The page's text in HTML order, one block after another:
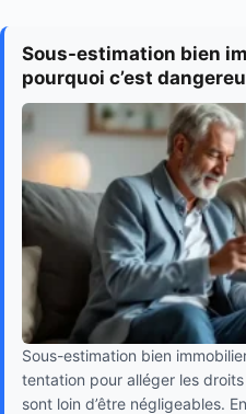
Sous-estimation bien
pourquoi c’est
Sous-estimation bien
tentation pour alléger les
sont loin d’être négligeables.